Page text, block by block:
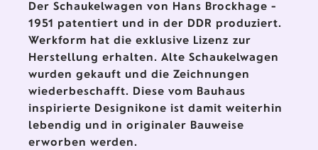
Der Schaukelwagen von Hans Brockhage -
1951 patentiert und in der DDR produziert.
Werkform hat die exklusive Lizenz zur
Herstellung erhalten. Alte Schaukelwagen
wurden gekauft und die Zeichnungen
wiederbeschafft. Diese vom Bauhaus
inspirierte Designikone ist damit weiterhin
lebendig und in originaler Bauweise
erworben werden.